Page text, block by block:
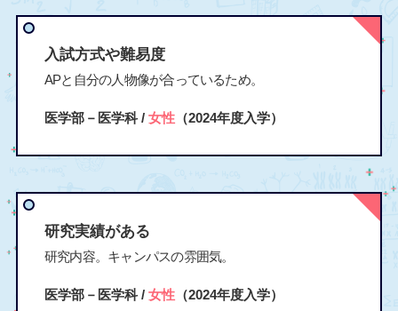
入試方式や難易度
APと自分の人物像が合っているため。
医学部－医学科 / 女性（2024年度入学）
研究実績がある
研究内容。キャンパスの雰囲気。
医学部－医学科 / 女性（2024年度入学）